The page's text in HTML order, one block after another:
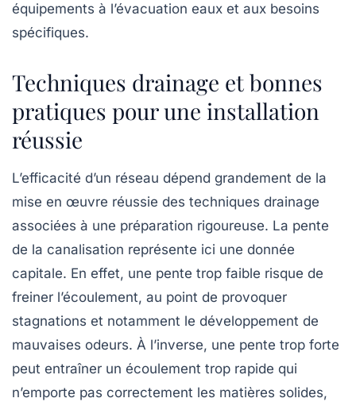
équipements à l’évacuation eaux et aux besoins
spécifiques.
Techniques drainage et bonnes
pratiques pour une installation
réussie
L’efficacité d’un réseau dépend grandement de la
mise en œuvre réussie des techniques drainage
associées à une préparation rigoureuse. La pente
de la canalisation représente ici une donnée
capitale. En effet, une pente trop faible risque de
freiner l’écoulement, au point de provoquer
stagnations et notamment le développement de
mauvaises odeurs. À l’inverse, une pente trop forte
peut entraîner un écoulement trop rapide qui
n’emporte pas correctement les matières solides,